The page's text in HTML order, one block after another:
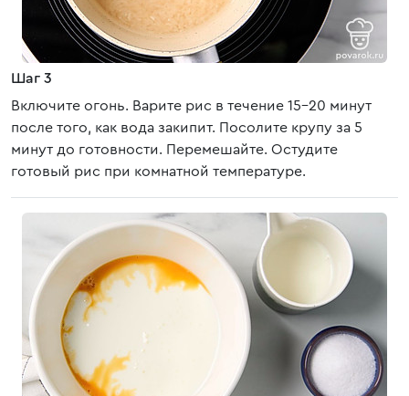
Шаг 3
Включите огонь. Варите рис в течение 15-20 минут
после того, как вода закипит. Посолите крупу за 5
минут до готовности. Перемешайте. Остудите
готовый рис при комнатной температуре.